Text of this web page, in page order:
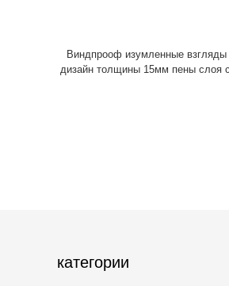
Виндпрооф изумленные
дизайн толщины 15мм пены слоя
категории